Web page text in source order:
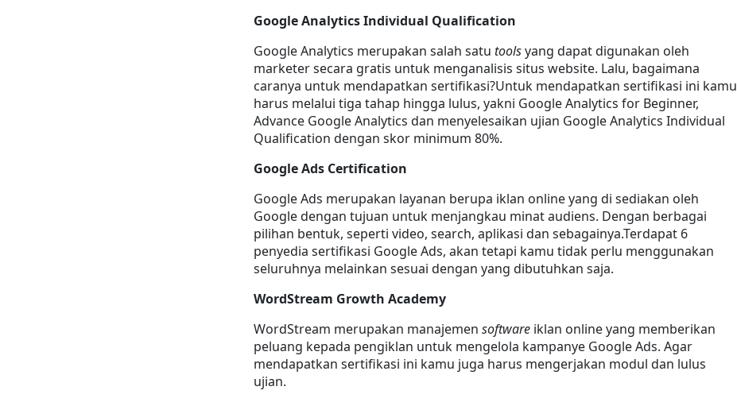
Google Analytics Individual Qualification
Google Analytics merupakan salah satu tools yang dapat digunakan oleh
marketer secara gratis untuk menganalisis situs website. Lalu, bagaimana
caranya untuk mendapatkan sertifikasi?Untuk mendapatkan sertifikasi ini kamu
harus melalui tiga tahap hingga lulus, yakni Google Analytics for Beginner,
Advance Google Analytics dan menyelesaikan ujian Google Analytics Individual
Qualification dengan skor minimum 80%.
Google Ads Certification
Google Ads merupakan layanan berupa iklan online yang di sediakan oleh
Google dengan tujuan untuk menjangkau minat audiens. Dengan berbagai
pilihan bentuk, seperti video, search, aplikasi dan sebagainya.Terdapat 6
penyedia sertifikasi Google Ads, akan tetapi kamu tidak perlu menggunakan
seluruhnya melainkan sesuai dengan yang dibutuhkan saja.
WordStream Growth Academy
WordStream merupakan manajemen software iklan online yang memberikan
peluang kepada pengiklan untuk mengelola kampanye Google Ads. Agar
mendapatkan sertifikasi ini kamu juga harus mengerjakan modul dan lulus
ujian.